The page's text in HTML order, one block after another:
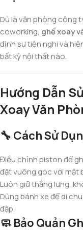
Dù là văn phòng công
coworking, ghế xoay
định sự tiện nghi và
bất kỳ nội thất nào.
Hướng Dẫn
Xoay Văn
🔧 Cách Sử
Điều chỉnh piston để
đặt vuông góc với mặt
Luôn giữ thẳng lưng,
Dùng bánh xe để di
đập.
🧼 Bảo Quản